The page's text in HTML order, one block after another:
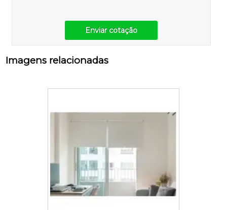
Enviar cotação
Imagens relacionadas